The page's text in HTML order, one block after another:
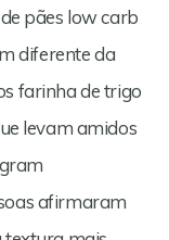
pães low carb
diferente da
farinha de trigo
levam amidos
afirmaram